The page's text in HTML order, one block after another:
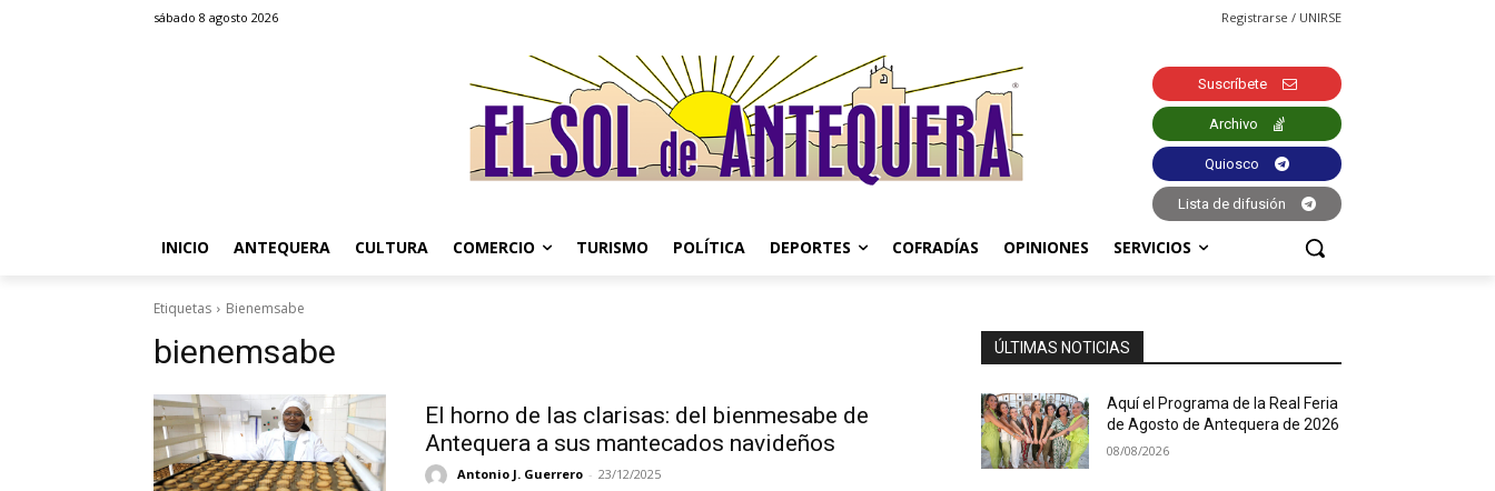
sábado 8 agosto 2026 Registrarse / UNIRSE
Suscríbete
Archivo
Quiosco
Lista de difusión
INICIO ANTEQUERA CULTURA COMERCIO TURISMO POLÍTICA DEPORTES COFRADÍAS OPINIONES SERVICIOS
Etiquetas Bienemsabe
bienemsabe
El horno de las clarisas: del bienmesabe de
Antequera a sus mantecados navideños
Antonio J. Guerrero - 23/12/2025
ÚLTIMAS NOTICIAS
Aquí el Programa de la Real Feria
de Agosto de Antequera de 2026
08/08/2026